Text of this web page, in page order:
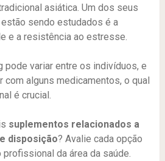
asiática. Um dos seus
sendo estudados é a
e a resistência ao estresse.
pode variar entre os indivíduos, e
com alguns medicamentos, o qual
é crucial.
suplementos relacionados a
disposição? Avalie cada opção
da área da saúde.